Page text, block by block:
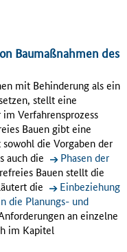
Baumaßnahmen des
mit Behinderung als ein
stellt eine
Verfahrensprozess
Bauen gibt eine
die Vorgaben der
auch die
Phasen der
Bauen stellt die
die
Einbeziehung
die Planungs- und
an einzelne
im Kapitel